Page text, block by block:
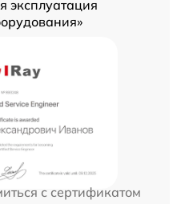
эксплуатация
с сертификатом